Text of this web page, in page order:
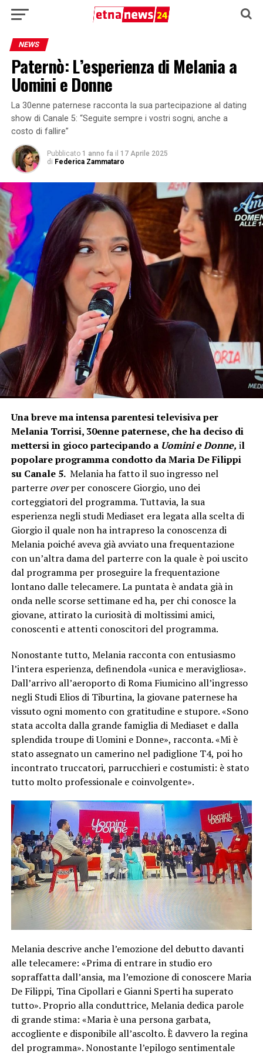
NEWS
Paternò: L’esperienza di Melania a
Uomini e Donne
La 30enne paternese racconta la sua partecipazione al dating
show di Canale 5: “Seguite sempre i vostri sogni, anche a
costo di fallire”
Pubblicato 1 anno fa il 17 Aprile 2025
di Federica Zammataro
Una breve ma intensa parentesi televisiva per
Melania Torrisi, 30enne paternese, che ha deciso di
mettersi in gioco partecipando a Uomini e Donne, il
popolare programma condotto da Maria De Filippi
su Canale 5. Melania ha fatto il suo ingresso nel
parterre overper conoscere Giorgio, uno dei
corteggiatori del programma. Tuttavia, la sua
esperienza negli studi Mediaset era legata alla scelta di
Giorgio il quale non ha intrapreso la conoscenza di
Melania poiché aveva già avviato una frequentazione
con un’altra dama del parterre con la quale è poi uscito
dal programma per proseguire la frequentazione
lontano dalle telecamere. La puntata è andata già in
onda nelle scorse settimane ed ha, per chi conosce la
giovane, attirato la curiosità di moltissimi amici,
conoscenti e attenti conoscitori del programma.
Nonostante tutto, Melania racconta con entusiasmo
l’intera esperienza, definendola «unica e meravigliosa».
Dall’arrivo all’aeroporto di Roma Fiumicino all’ingresso
negli Studi Elios di Tiburtina, la giovane paternese ha
vissuto ogni momento con gratitudine e stupore. «Sono
stata accolta dalla grande famiglia di Mediaset e dalla
splendida troupe di Uomini e Donne», racconta. «Mi è
stato assegnato un camerino nel padiglione T4, poi ho
incontrato truccatori, parrucchieri e costumisti: è stato
tutto molto professionale e coinvolgente».
Melania descrive anche l’emozione del debutto davanti
alle telecamere: «Prima di entrare in studio ero
sopraffatta dall’ansia, ma l’emozione di conoscere Maria
De Filippi, Tina Cipollari e Gianni Sperti ha superato
tutto». Proprio alla conduttrice, Melania dedica parole
di grande stima: «Maria è una persona garbata,
accogliente e disponibile all’ascolto. È davvero la regina
del programma». Nonostante l’epilogo sentimentale